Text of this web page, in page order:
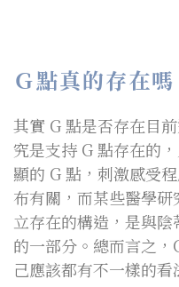
Ｇ點真的存在嗎
其實 G 點是否存在目
究是支持 G 點存在的
顯的 G 點，刺激感受
布有關，而某些醫學
立存在的構造，是與
的一部分。總而言之
己應該都有不一樣的看